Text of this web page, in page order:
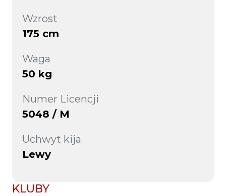
Wzrost
175 cm
Waga
50 kg
Numer Licencji
5048 / M
Uchwyt kija
Lewy
KLUBY